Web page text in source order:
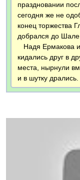
праздновании
сегодня же не
конец торжества
добрался до
Надя Ермакова
кидались друг в
места, нырнули
и в шутку дрались.